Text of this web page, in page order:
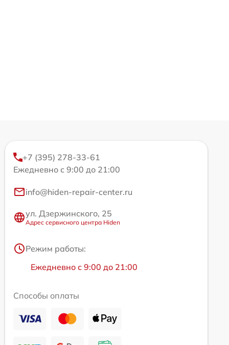
+7 (395) 278-33-61
Ежедневно с 9:00 до 21:00
info@hiden-repair-center.ru
ул. Дзержинского, 25
Адрес сервисного центра Hiden
Режим работы:
Ежедневно с 9:00 до 21:00
Способы оплаты